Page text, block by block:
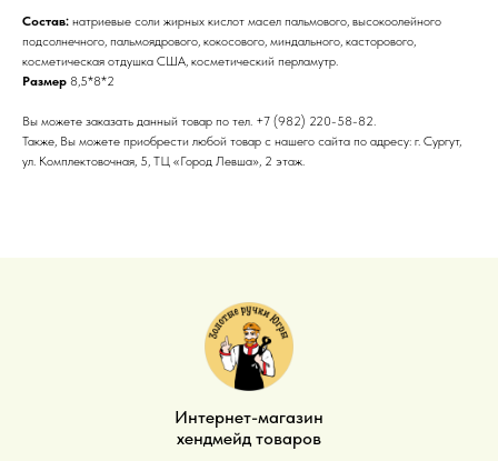
Состав: натриевые соли жирных кислот масел пальмового, высокоолейного
подсолнечного, пальмоядрового, кокосового, миндального, касторового,
косметическая отдушка США, косметический перламутр.
Размер 8,5*8*2
Вы можете заказать данный товар по тел. +7 (982) 220-58-82.
Также, Вы можете приобрести любой товар с нашего сайта по адресу: г. Сургут,
ул. Комплектовочная, 5, ТЦ «Город Левша», 2 этаж.
Интернет-магазин
хендмейд товаров